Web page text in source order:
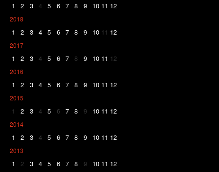
1 2 3 4 5 6 7 8 9 10 11 12
2018
1 2 3 4 5 6 7 8 9 10 11 12
2017
1 2 3 4 5 6 7 8 9 10 11 12
2016
1 2 3 4 5 6 7 8 9 10 11 12
2015
1 2 3 4 5 6 7 8 9 10 11 12
2014
1 2 3 4 5 6 7 8 9 10 11 12
2013
1 2 3 4 5 6 7 8 9 10 11 12